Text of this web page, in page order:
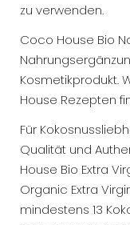
zu verwenden.
Coco House Bio
Kosmetikprodukt.
House Rezepten
Für
Qualität und
House Bio Extra
Organic Extra
mindestens 13